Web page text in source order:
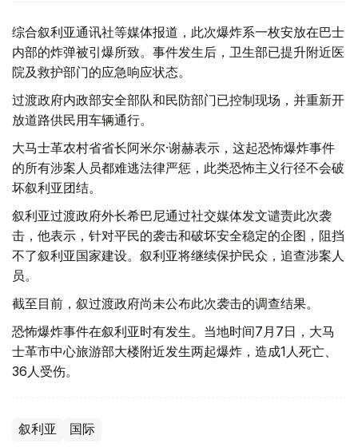
综合叙利亚通讯社等媒体报道，此次爆炸系一枚安放在巴士
内部的炸弹被引爆所致。事件发生后，卫生部已提升附近医
院及救护部门的应急响应状态。
过渡政府内政部安全部队和民防部门已控制现场，并重新开
放道路供民用车辆通行。
大马士革农村省省长阿米尔·谢赫表示，这起恐怖爆炸事件
的所有涉案人员都难逃法律严惩，此类恐怖主义行径不会破
坏叙利亚团结。
叙利亚过渡政府外长希巴尼通过社交媒体发文谴责此次袭
击，他表示，针对平民的袭击和破坏安全稳定的企图，阻挡
不了叙利亚国家建设。叙利亚将继续保护民众，追查涉案人
员。
截至目前，叙过渡政府尚未公布此次袭击的调查结果。
恐怖爆炸事件在叙利亚时有发生。当地时间7月7日，大马
士革市中心旅游部大楼附近发生两起爆炸，造成1人死亡、
36人受伤。
叙利亚 国际